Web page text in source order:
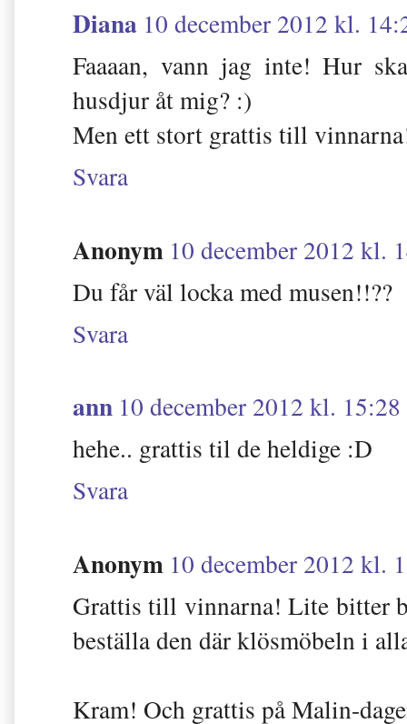
Diana 10 december 2012 kl.
Faaaan, vann jag inte! Hur
husdjur åt mig? :)
Men ett stort grattis till
Svara
Anonym 10 december 2012 kl.
Du får väl locka med musen!!??
Svara
ann 10 december 2012 kl. 15:28
hehe.. grattis til de heldige :D
Svara
Anonym 10 december 2012 kl.
Grattis till vinnarna! Lite bitter
beställa den där klösmöbeln i
Kram! Och grattis på Malin-